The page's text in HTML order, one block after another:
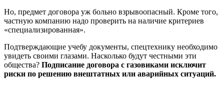
Но, предмет договора уж больно взрывоопасный. Кроме того,
частную компанию надо проверить на наличие критериев
«специализированная».
Подтверждающие учебу документы, спецтехнику необходимо
увидеть своими глазами. Насколько будут честными эти
общества? Подписание договора с газовиками исключит
риски по решению внештатных или аварийных ситуаций.